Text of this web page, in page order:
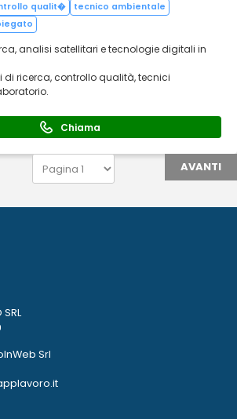
qualit�
tecnico ambientale
analisi satellitari e tecnologie digitali in
di ricerca, controllo qualità, tecnici
Chiama
AVANTI
Srl